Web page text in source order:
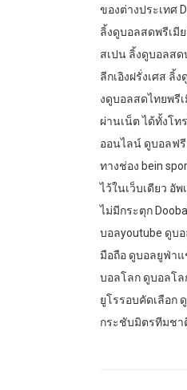
ของต่างประเทศ
ลิ้งดูบอลสดพรีเมี
สเปน ลิ้งดูบอลส
ลีกเอิงฝรั่งเศส ลิ้
งดูบอลสดไทยพรี
ผ่านเน็ต ได้ทั้งโท
ออนไลน์ ดูบอลฟ
ทางช่อง bein
ไว้ในเว็บเดียว อั
ไม่มีกระตุก
บอลyoutube ดูบ
มือถือ ดูบอลยูฟ่า
บอลโลก ดูบอลโล
ยูโรรอบคัดเลือก
กระชับมิตรทีมชา